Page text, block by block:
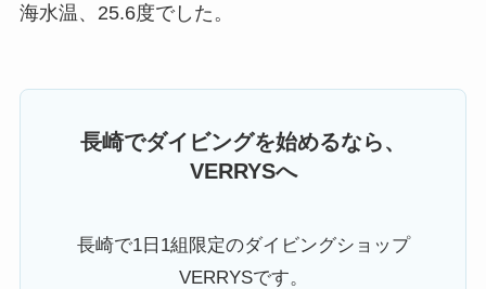
海水温、25.6度でした。
長崎でダイビングを始めるなら、
VERRYSへ
長崎で1日1組限定のダイビングショップ
VERRYSです。